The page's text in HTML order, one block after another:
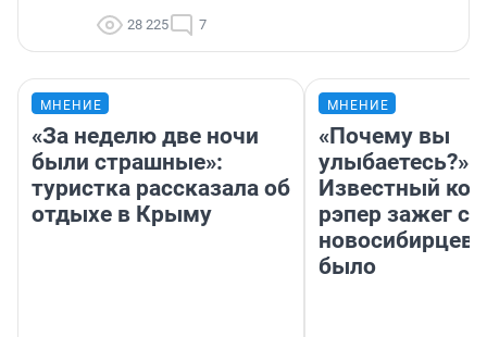
28 225 7
МНЕНИЕ
«За неделю две ночи
были страшные»:
туристка рассказала об
отдыхе в Крыму
МНЕНИЕ
«Почему вы
улыбаетесь?»
Известный
рэпер зажег с
новосибирцев:
было